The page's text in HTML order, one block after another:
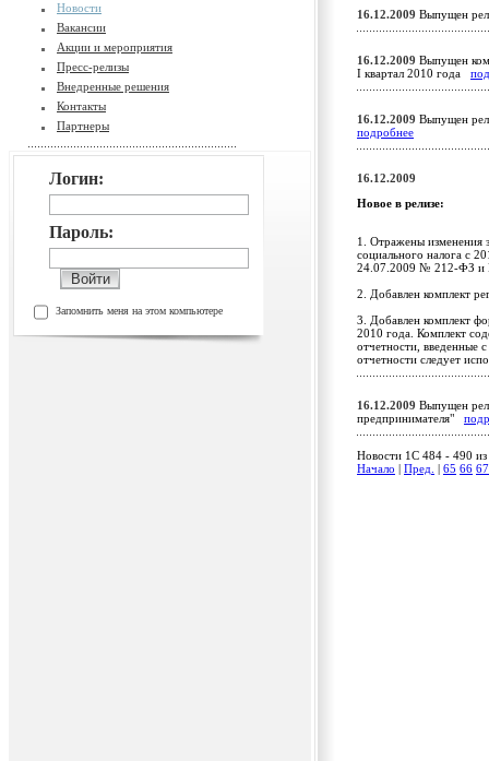
Новости
Вакансии
Акции и мероприятия
Пресс-релизы
Внедренные решения
Контакты
Партнеры
Логин:
Пароль:
Запомнить меня на этом компьютере
16.12.2009 Выпущен
16.12.2009 Выпущен
I квартал 2010 года
16.12.2009 Выпущен
подробнее
16.12.2009
Новое в релизе:
1. Отражены изменения
социального налога с
24.07.2009 № 212-ФЗ
2. Добавлен комплект
3. Добавлен комплект
2010 года. Комплект
отчетности, введенные
отчетности следует
16.12.2009 Выпущен
предпринимателя"
Новости 1C 484 - 490
Начало
Пред. 65 66 67